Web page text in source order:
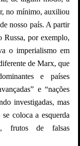
no mínimo, auxiliou
nosso país. A partir
Russa, por exemplo,
o imperialismo em
de Marx, que
e países
e “nações
investigadas, mas
coloca a esquerda
frutos de falsas